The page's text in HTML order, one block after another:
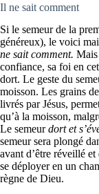
Il ne sait comment
Si le semeur de la
généreux), le voici
ne sait comment. Mais
confiance, sa foi en
dort. Le geste du
moisson. Les grains
livrés par Jésus,
qu’à la moisson,
Le semeurdort et
semeur sera plongé
avant d’être réveillé
se déployer en un
règne de Dieu.